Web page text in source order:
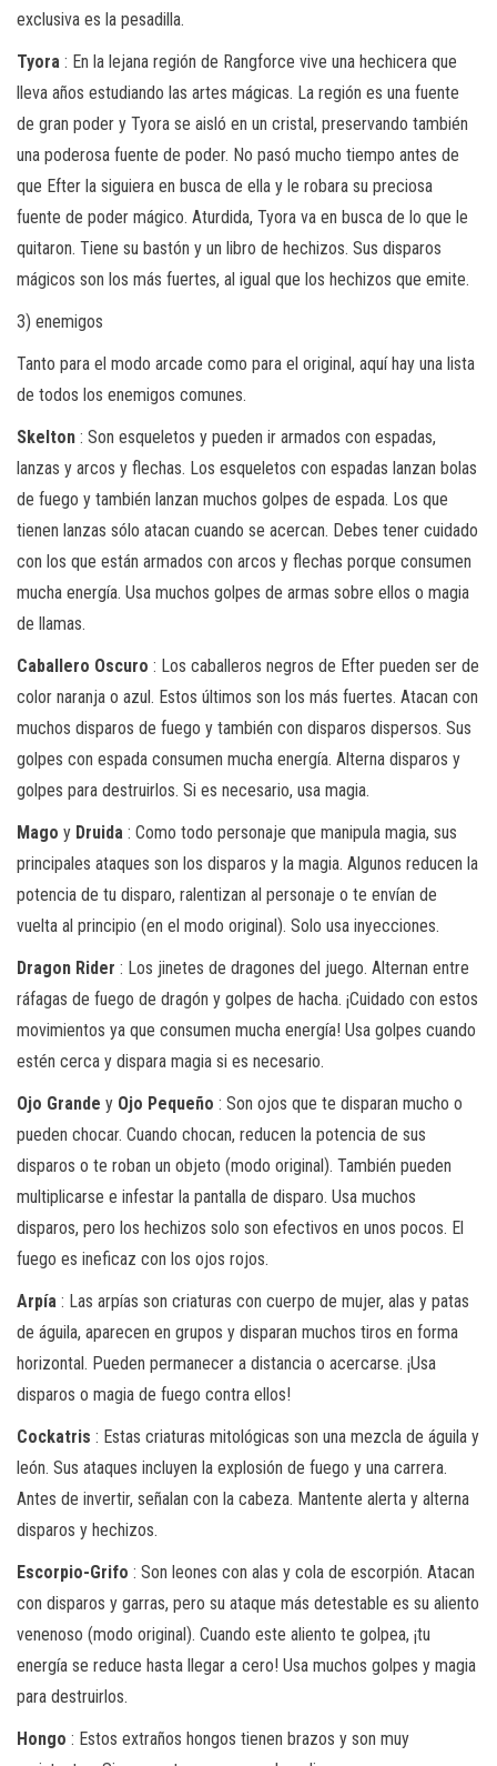
exclusiva es la pesadilla.
Tyora : En la lejana región de Rangforce vive una hechicera que
lleva años estudiando las artes mágicas. La región es una fuente
de gran poder y Tyora se aisló en un cristal, preservando también
una poderosa fuente de poder. No pasó mucho tiempo antes de
que Efter la siguiera en busca de ella y le robara su preciosa
fuente de poder mágico. Aturdida, Tyora va en busca de lo que le
quitaron. Tiene su bastón y un libro de hechizos. Sus disparos
mágicos son los más fuertes, al igual que los hechizos que emite.
3) enemigos
Tanto para el modo arcade como para el original, aquí hay una lista
de todos los enemigos comunes.
Skelton : Son esqueletos y pueden ir armados con espadas,
lanzas y arcos y flechas. Los esqueletos con espadas lanzan bolas
de fuego y también lanzan muchos golpes de espada. Los que
tienen lanzas sólo atacan cuando se acercan. Debes tener cuidado
con los que están armados con arcos y flechas porque consumen
mucha energía. Usa muchos golpes de armas sobre ellos o magia
de llamas.
Caballero Oscuro : Los caballeros negros de Efter pueden ser de
color naranja o azul. Estos últimos son los más fuertes. Atacan con
muchos disparos de fuego y también con disparos dispersos. Sus
golpes con espada consumen mucha energía. Alterna disparos y
golpes para destruirlos. Si es necesario, usa magia.
Mago y Druida : Como todo personaje que manipula magia, sus
principales ataques son los disparos y la magia. Algunos reducen la
potencia de tu disparo, ralentizan al personaje o te envían de
vuelta al principio (en el modo original). Solo usa inyecciones.
Dragon Rider : Los jinetes de dragones del juego. Alternan entre
ráfagas de fuego de dragón y golpes de hacha. ¡Cuidado con estos
movimientos ya que consumen mucha energía! Usa golpes cuando
estén cerca y dispara magia si es necesario.
Ojo Grande y Ojo Pequeño : Son ojos que te disparan mucho o
pueden chocar. Cuando chocan, reducen la potencia de sus
disparos o te roban un objeto (modo original). También pueden
multiplicarse e infestar la pantalla de disparo. Usa muchos
disparos, pero los hechizos solo son efectivos en unos pocos. El
fuego es ineficaz con los ojos rojos.
Arpía : Las arpías son criaturas con cuerpo de mujer, alas y patas
de águila, aparecen en grupos y disparan muchos tiros en forma
horizontal. Pueden permanecer a distancia o acercarse. ¡Usa
disparos o magia de fuego contra ellos!
Cockatris : Estas criaturas mitológicas son una mezcla de águila y
león. Sus ataques incluyen la explosión de fuego y una carrera.
Antes de invertir, señalan con la cabeza. Mantente alerta y alterna
disparos y hechizos.
Escorpio-Grifo : Son leones con alas y cola de escorpión. Atacan
con disparos y garras, pero su ataque más detestable es su aliento
venenoso (modo original). Cuando este aliento te golpea, ¡tu
energía se reduce hasta llegar a cero! Usa muchos golpes y magia
para destruirlos.
Hongo : Estos extraños hongos tienen brazos y son muy